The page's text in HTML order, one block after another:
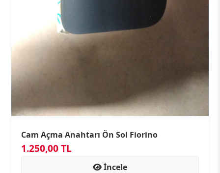
Cam Açma Anahtarı Ön Sol Fiorino
1.250,00 TL
İncele